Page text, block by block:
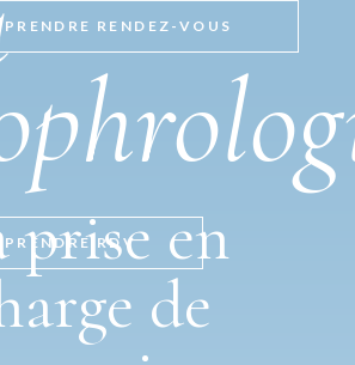
PRENDRE RENDEZ-VOUS
PRENDRE RDV
prise en
de